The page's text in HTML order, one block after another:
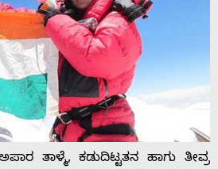
ತಾಳ್ಮೆ, ಕಡುದಿಟ್ಟತನ ಹಾಗು ತೀವ್ರ